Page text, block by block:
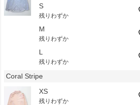
S
残りわずか
M
残りわずか
L
残りわずか
Coral Stripe
XS
残りわずか